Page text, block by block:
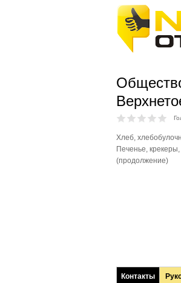
Хлеб,
Печенье,
(продолжение)
Контакты